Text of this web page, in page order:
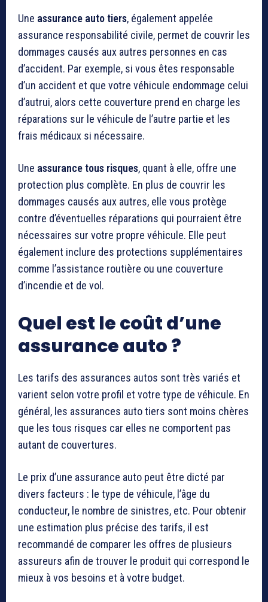
Une assurance auto tiers, également appelée
assurance responsabilité civile, permet de couvrir les
dommages causés aux autres personnes en cas
d’accident. Par exemple, si vous êtes responsable
d’un accident et que votre véhicule endommage celui
d’autrui, alors cette couverture prend en charge les
réparations sur le véhicule de l’autre partie et les
frais médicaux si nécessaire.
Une assurance tous risques, quant à elle, offre une
protection plus complète. En plus de couvrir les
dommages causés aux autres, elle vous protège
contre d’éventuelles réparations qui pourraient être
nécessaires sur votre propre véhicule. Elle peut
également inclure des protections supplémentaires
comme l’assistance routière ou une couverture
d’incendie et de vol.
Quel est le coût d’une
assurance auto ?
Les tarifs des assurances autos sont très variés et
varient selon votre profil et votre type de véhicule. En
général, les assurances auto tiers sont moins chères
que les tous risques car elles ne comportent pas
autant de couvertures.
Le prix d’une assurance auto peut être dicté par
divers facteurs : le type de véhicule, l’âge du
conducteur, le nombre de sinistres, etc. Pour obtenir
une estimation plus précise des tarifs, il est
recommandé de comparer les offres de plusieurs
assureurs afin de trouver le produit qui correspond le
mieux à vos besoins et à votre budget.